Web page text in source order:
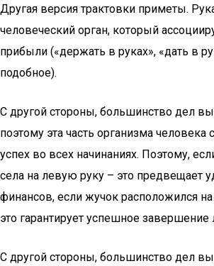
Другая версия трактовки приметы.
человеческий орган, который
прибыли («держать в руках», «дать в
подобное).
С другой стороны, большинство дел
поэтому эта часть организма человека
успех во всех начинаниях. Поэтому,
села на левую руку – это предвещает
финансов, если жучок расположился
это гарантирует успешное
С другой стороны, большинство дел